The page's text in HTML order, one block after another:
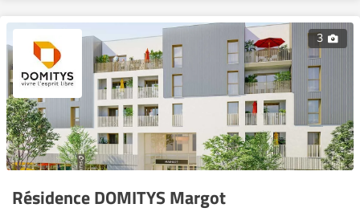
3
Résidence DOMITYS Margot